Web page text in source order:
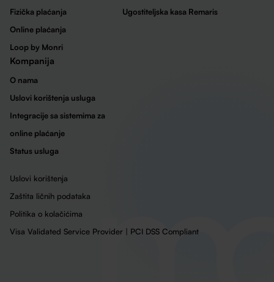
Fizička plaćanja
Online plaćanja
Loop by Monri
Ugostiteljska kasa Remaris
Kompanija
O nama
Uslovi korištenja usluga
Integracije sa sistemima za
online plaćanje
Status usluga
Uslovi korištenja
Zaštita ličnih podataka
Politika o kolačićima
Visa Validated Service Provider | PCI DSS Compliant